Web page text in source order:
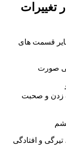
تغییرات
قسمت های
صورت
زدن و صحبت
و افتادگی